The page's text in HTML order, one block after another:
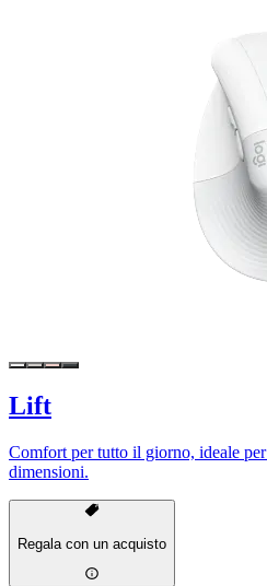
Lift
Comfort per tutto il giorno, ideale
dimensioni.
Regala con un acquisto